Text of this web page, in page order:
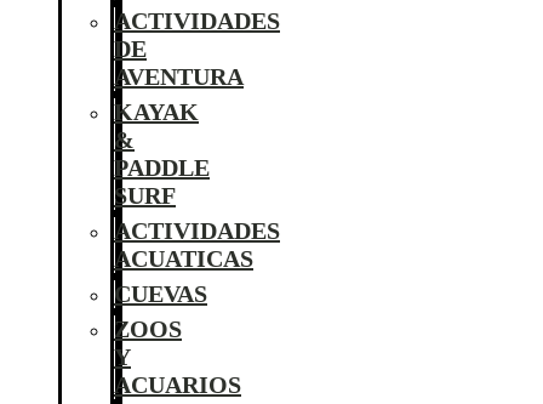
ACTIVIDADES
DE
AVENTURA
KAYAK
&
PADDLE
SURF
ACTIVIDADES
ACUATICAS
CUEVAS
ZOOS
Y
ACUARIOS